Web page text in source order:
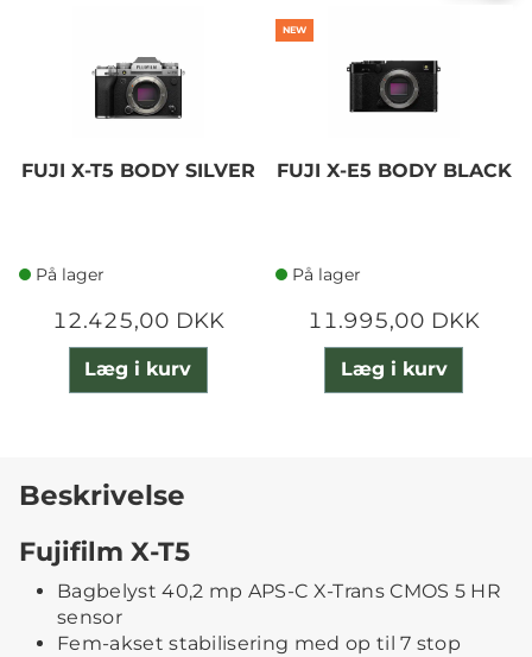
FUJI X-T5 BODY SILVER
På lager
12.425,00 DKK
Læg i kurv
NEW
FUJI X-E5 BODY BLACK
På lager
11.995,00 DKK
Læg i kurv
Beskrivelse
Fujifilm X-T5
Bagbelyst 40,2 mp APS-C X-Trans CMOS 5 HR
sensor
Fem-akset stabilisering med op til 7 stop